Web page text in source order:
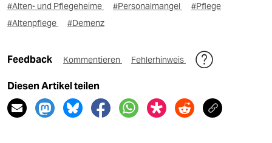
#Alten- und Pflegeheime #Personalmangel
#Pflege
#Altenpflege
#Demenz
Feedback Kommentieren Fehlerhinweis
Diesen Artikel teilen